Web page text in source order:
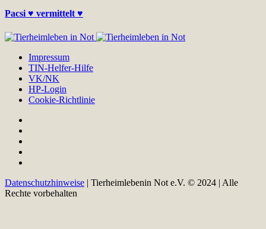
Pacsi ♥ vermittelt ♥
Impressum
TIN-Helfer-Hilfe
VK/NK
HP-Login
Cookie-Richtlinie
Datenschutzhinweise | Tierheimlebenin Not e.V. © 2024 | Alle
Rechte vorbehalten